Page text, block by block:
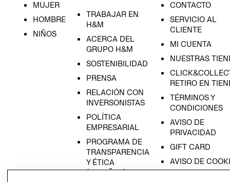
MUJER
HOMBRE
NIÑOS
TRABAJAR EN
H&M
ACERCA DEL
GRUPO H&M
SOSTENIBILIDAD
PRENSA
RELACIÓN CON
INVERSONISTAS
POLÍTICA
EMPRESARIAL
PROGRAMA DE
TRANSPARENCIA
Y ÉTICA
(ESPAÑOL)
CONTACTO
SERVICIO AL
CLIENTE
MI CUENTA
NUESTRAS
RETIRO EN
TÉRMINOS Y
CONDICIONES
AVISO DE
PRIVACIDAD
GIFT CARD
AVISO DE